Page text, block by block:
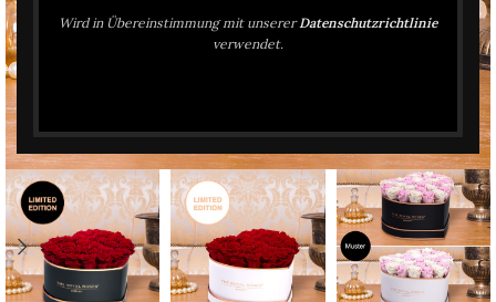
Wird in Übereinstimmung mit unsererDatenschutzrichtlinie
verwendet.
Click to enlarge